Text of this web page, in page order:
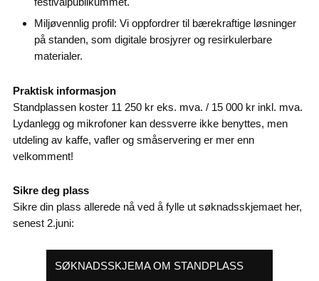
Miljøvennlig profil: Vi oppfordrer til bærekraftige løsninger
på standen, som digitale brosjyrer og resirkulerbare
materialer.
Praktisk informasjon
Standplassen koster 11 250 kr eks. mva. / 15 000 kr inkl. mva.
Lydanlegg og mikrofoner kan dessverre ikke benyttes, men
utdeling av kaffe, vafler og småservering er mer enn
velkomment!
Sikre deg plass
Sikre din plass allerede nå ved å fylle ut søknadsskjemaet her,
senest 2.juni:
SØKNADSSKJEMA OM STANDPLASS